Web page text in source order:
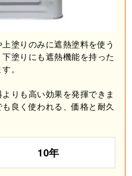
塗りのみに遮熱塗料を使う
塗りにも遮熱機能を持った
。
りも高い効果を発揮できま
良く使われる、価格と耐久
10年